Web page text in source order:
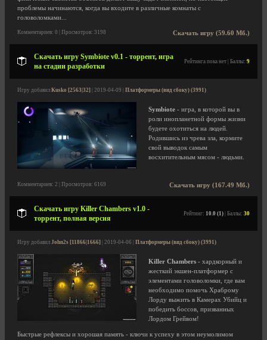
проблемы начинаются, когда вы входите в различные комнаты с
головоломками...
Скачать игру (59.60 Мб.)
Комментариев: 0 | Просмотров: 3198
Скачать игру Symbiote v0.1 - торрент, игра
на стадии разработки
Рейтинга пока нет | Баллы: 9
Игру добавил Kusko [2563|32] | 2019-04-09 | Платформеры (вид сбоку) (3991)
Symbiote - игра, в которой вы в
роли инопланетной формы жизни
будете охотиться на людей.
Родившись из чрева зла, кормите
свой выводок самым
восхитительным мясом - людьми.
Скачать игру (167.49 Мб.)
Комментариев: 2 | Просмотров: 6169
Скачать игру Killer Chambers v1.0 -
торрент, полная версия
Рейтинг: 10.0 (1) | Баллы: 30
Игру добавил John2s [11866|1666] | 2019-04-06 | Платформеры (вид сбоку) (3991)
Killer Chambers - хардкорный и
жесткий экшен-платформер с
элементами головоломки, где вам
необходимо помочь Храброму
Лорду выжить в Камерах Убийц и
победить боссов, призванных
Лордом Грейвом!
Быстрые рефлексы и хорошая память - ключи к успеху в этом неумолимом